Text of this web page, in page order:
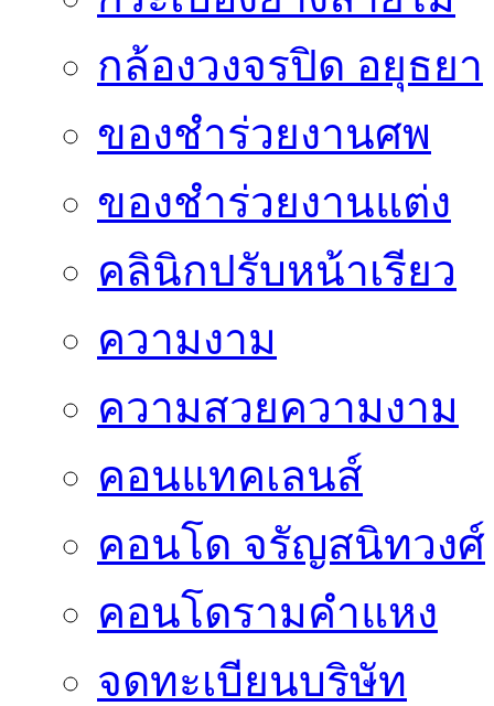
กล้องวงจรปิด อยุธยา
ของชำร่วยงานศพ
ของชำร่วยงานแต่ง
คลินิกปรับหน้าเรียว
ความงาม
ความสวยความงาม
คอนแทคเลนส์
คอนโด จรัญสนิทวงศ์
คอนโดรามคำแหง
จดทะเบียนบริษัท